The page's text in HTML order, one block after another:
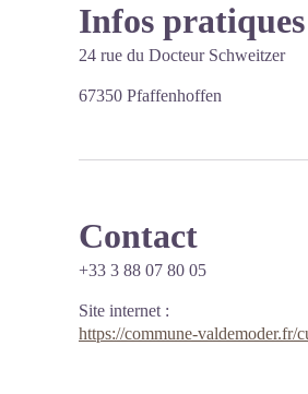
Infos pratiques
24 rue du Docteur Schweitzer
67350 Pfaffenhoffen
Contact
+33 3 88 07 80 05
Site internet :
https://commune-valdemoder.fr/